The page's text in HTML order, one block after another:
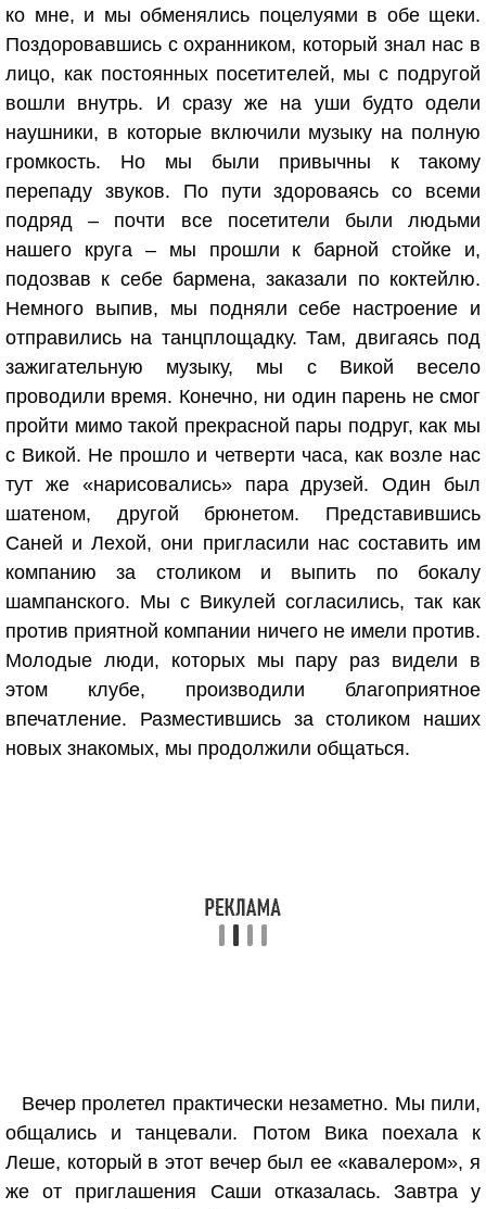
ко мне, и мы обменялись поцелуями в обе щеки.
Поздоровавшись с охранником, который знал нас в
лицо, как постоянных посетителей, мы с подругой
вошли внутрь. И сразу же на уши будто одели
наушники, в которые включили музыку на полную
громкость. Но мы были привычны к такому
перепаду звуков. По пути здороваясь со всеми
подряд – почти все посетители были людьми
нашего круга – мы прошли к барной стойке и,
подозвав к себе бармена, заказали по коктейлю.
Немного выпив, мы подняли себе настроение и
отправились на танцплощадку. Там, двигаясь под
зажигательную музыку, мы с Викой весело
проводили время. Конечно, ни один парень не смог
пройти мимо такой прекрасной пары подруг, как мы
с Викой. Не прошло и четверти часа, как возле нас
тут же «нарисовались» пара друзей. Один был
шатеном, другой брюнетом. Представившись
Саней и Лехой, они пригласили нас составить им
компанию за столиком и выпить по бокалу
шампанского. Мы с Викулей согласились, так как
против приятной компании ничего не имели против.
Молодые люди, которых мы пару раз видели в
этом клубе, производили благоприятное
впечатление. Разместившись за столиком наших
новых знакомых, мы продолжили общаться.
Вечер пролетел практически незаметно. Мы пили,
общались и танцевали. Потом Вика поехала к
Леше, который в этот вечер был ее «кавалером», я
же от приглашения Саши отказалась. Завтра у